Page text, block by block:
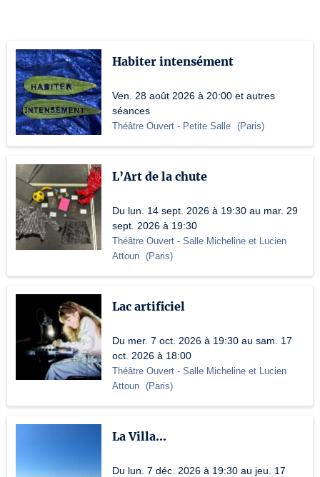
Habiter intensément
Ven. 28 août 2026 à 20:00 et autres
séances
Théâtre Ouvert - Petite Salle (Paris)
L’Art de la chute
Du lun. 14 sept. 2026 à 19:30 au mar. 29
sept. 2026 à 19:30
Théâtre Ouvert - Salle Micheline et Lucien
Attoun (Paris)
Lac artificiel
Du mer. 7 oct. 2026 à 19:30 au sam. 17
oct. 2026 à 18:00
Théâtre Ouvert - Salle Micheline et Lucien
Attoun (Paris)
La Villa...
Du lun. 7 déc. 2026 à 19:30 au jeu. 17